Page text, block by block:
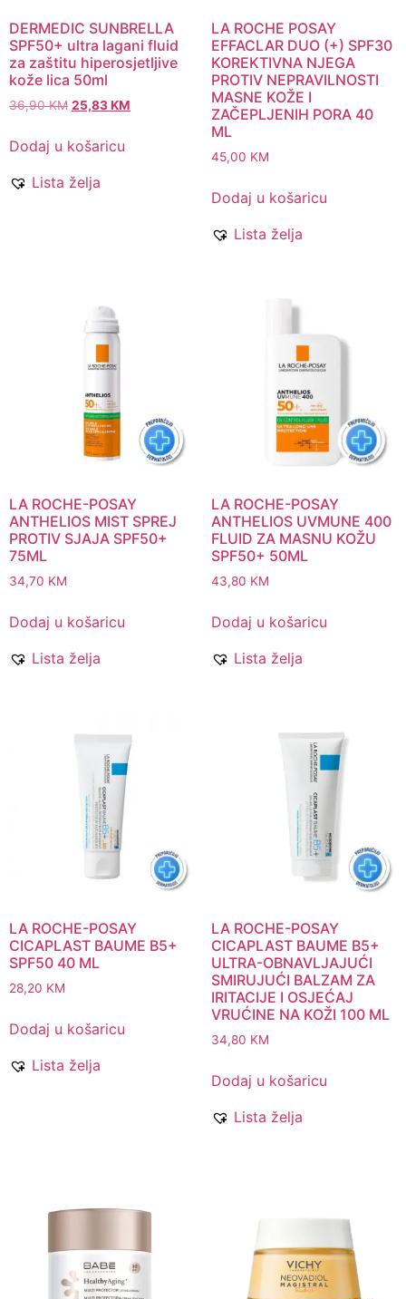
DERMEDIC SUNBRELLA
SPF50+ ultra lagani fluid
za zaštitu hiperosjetljive
kože lica 50ml
36,90KM 25,83KM
Dodaj u košaricu
Lista želja
LA ROCHE POSAY
EFFACLAR DUO (+) SPF30
KOREKTIVNA NJEGA
PROTIV NEPRAVILNOSTI
MASNE KOŽE I
ZAČEPLJENIH PORA 40
ML
45,00 KM
Dodaj u košaricu
Lista želja
LA ROCHE-POSAY
ANTHELIOS MIST SPREJ
PROTIV SJAJA SPF50+
75ML
34,70 KM
Dodaj u košaricu
Lista želja
LA ROCHE-POSAY
ANTHELIOS UVMUNE 400
FLUID ZA MASNU KOŽU
SPF50+ 50ML
43,80 KM
Dodaj u košaricu
Lista želja
LA ROCHE-POSAY
CICAPLAST BAUME B5+
SPF50 40 ML
28,20 KM
Dodaj u košaricu
Lista želja
LA ROCHE-POSAY
CICAPLAST BAUME B5+
ULTRA-OBNAVLJAJUĆI
SMIRUJUĆI BALZAM ZA
IRITACIJE I OSJEĆAJ
VRUĆINE NA KOŽI 100 ML
34,80 KM
Dodaj u košaricu
Lista želja